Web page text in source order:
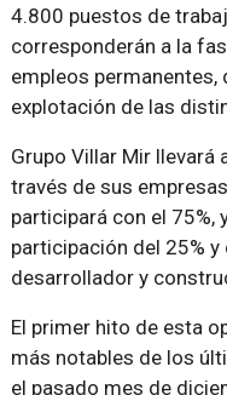
4.800 puestos de
corresponderán a la
empleos
explotación de las
Grupo Villar Mir llevará
través de sus
participará con el 75%,
participación del 25%
desarrollador y
El primer hito de esta
más notables de los
el pasado mes de